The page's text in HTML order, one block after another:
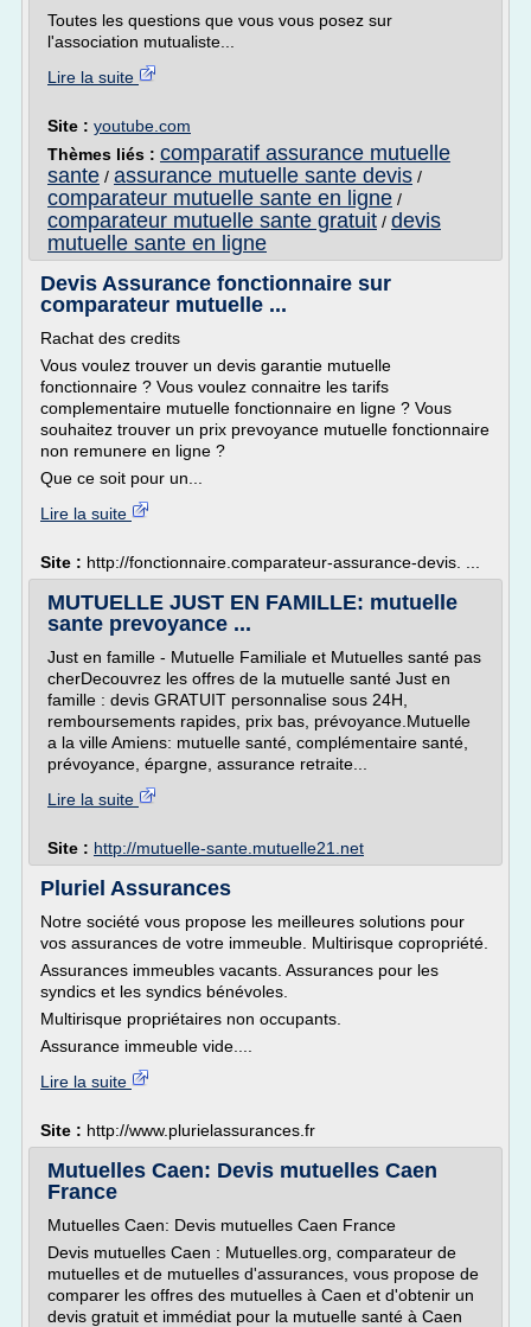
Toutes les questions que vous vous posez sur
l'association mutualiste...
Lire la suite
Site : youtube.com
Thèmes liés : comparatif assurance mutuelle
sante / assurance mutuelle sante devis /
comparateur mutuelle sante en ligne /
comparateur mutuelle sante gratuit / devis
mutuelle sante en ligne
Devis Assurance fonctionnaire sur
comparateur mutuelle ...
Rachat des credits
Vous voulez trouver un devis garantie mutuelle
fonctionnaire ? Vous voulez connaitre les tarifs
complementaire mutuelle fonctionnaire en ligne ? Vous
souhaitez trouver un prix prevoyance mutuelle fonctionnaire
non remunere en ligne ?
Que ce soit pour un...
Lire la suite
Site : http://fonctionnaire.comparateur-assurance-devis. ...
MUTUELLE JUST EN FAMILLE: mutuelle
sante prevoyance ...
Just en famille - Mutuelle Familiale et Mutuelles santé pas
cherDecouvrez les offres de la mutuelle santé Just en
famille : devis GRATUIT personnalise sous 24H,
remboursements rapides, prix bas, prévoyance.Mutuelle
a la ville Amiens: mutuelle santé, complémentaire santé,
prévoyance, épargne, assurance retraite...
Lire la suite
Site : http://mutuelle-sante.mutuelle21.net
Pluriel Assurances
Notre société vous propose les meilleures solutions pour
vos assurances de votre immeuble. Multirisque copropriété.
Assurances immeubles vacants. Assurances pour les
syndics et les syndics bénévoles.
Multirisque propriétaires non occupants.
Assurance immeuble vide....
Lire la suite
Site : http://www.plurielassurances.fr
Mutuelles Caen: Devis mutuelles Caen
France
Mutuelles Caen: Devis mutuelles Caen France
Devis mutuelles Caen : Mutuelles.org, comparateur de
mutuelles et de mutuelles d'assurances, vous propose de
comparer les offres des mutuelles à Caen et d'obtenir un
devis gratuit et immédiat pour la mutuelle santé à Caen